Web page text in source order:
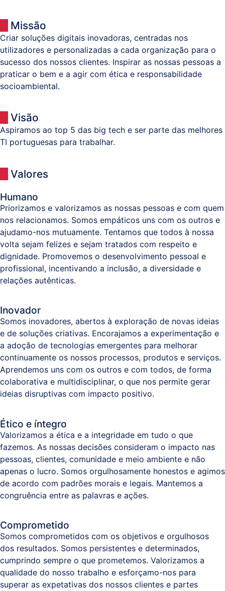
Missão
Criar soluções digitais inovadoras, centradas nos
utilizadores e personalizadas a cada organização para o
sucesso dos nossos clientes. Inspirar as nossas pessoas a
praticar o bem e a agir com ética e responsabilidade
socioambiental.
Visão
Aspiramos ao top 5 das big tech e ser parte das melhores
TI portuguesas para trabalhar.
Valores
Humano
Priorizamos e valorizamos as nossas pessoas e com quem
nos relacionamos. Somos empáticos uns com os outros e
ajudamo-nos mutuamente. Tentamos que todos à nossa
volta sejam felizes e sejam tratados com respeito e
dignidade. Promovemos o desenvolvimento pessoal e
profissional, incentivando a inclusão, a diversidade e
relações autênticas.
Inovador
Somos inovadores, abertos à exploração de novas ideias
e de soluções criativas. Encorajamos a experimentação e
a adoção de tecnologias emergentes para melhorar
continuamente os nossos processos, produtos e serviços.
Aprendemos uns com os outros e com todos, de forma
colaborativa e multidisciplinar, o que nos permite gerar
ideias disruptivas com impacto positivo.
Ético e íntegro
Valorizamos a ética e a integridade em tudo o que
fazemos. As nossas decisões consideram o impacto nas
pessoas, clientes, comunidade e meio ambiente e não
apenas o lucro. Somos orgulhosamente honestos e agimos
de acordo com padrões morais e legais. Mantemos a
congruência entre as palavras e ações.
Comprometido
Somos comprometidos com os objetivos e orgulhosos
dos resultados. Somos persistentes e determinados,
cumprindo sempre o que prometemos. Valorizamos a
qualidade do nosso trabalho e esforçamo-nos para
superar as expetativas dos nossos clientes e partes